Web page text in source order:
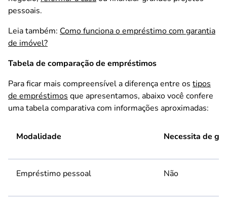
pessoais.
Leia também: Como funciona o empréstimo com garantia
de imóvel?
Tabela de comparação de empréstimos
Para ficar mais compreensível a diferença entre os tipos
de empréstimos que apresentamos, abaixo você confere
uma tabela comparativa com informações aproximadas:
Modalidade Necessita de
Empréstimo pessoal Não